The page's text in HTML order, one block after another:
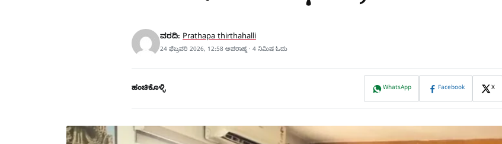
ವರದಿ: Prathapa thirthahalli
24 ಫೆಬ್ರವರಿ 2026, 12:58 ಅಪರಾಹ್ನ · 4 ನಿಮಿಷ ಓದು
ಹಂಚಿಕೊಳ್ಳಿ WhatsApp Facebook X